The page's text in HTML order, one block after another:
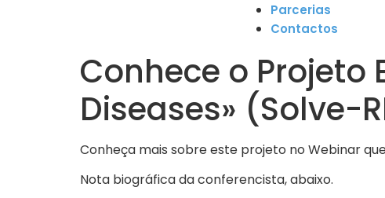
Parcerias
Contactos
Conhece o Projeto
Diseases» (Solve-
Conheça mais sobre este projeto no Webinar
Nota biográfica da conferencista, abaixo.